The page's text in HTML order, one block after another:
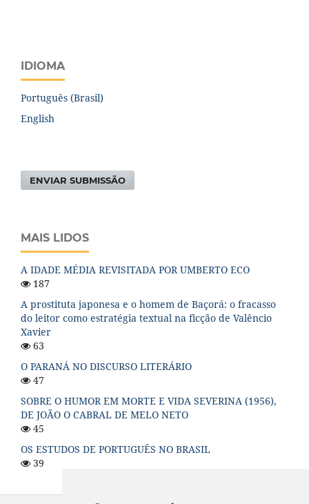
IDIOMA
Português (Brasil)
English
ENVIAR SUBMISSÃO
MAIS LIDOS
A IDADE MÉDIA REVISITADA POR UMBERTO ECO
187
A prostituta japonesa e o homem de Baçorá: o fracasso
do leitor como estratégia textual na ficção de Valêncio
Xavier
63
O PARANÁ NO DISCURSO LITERÁRIO
47
SOBRE O HUMOR EM MORTE E VIDA SEVERINA (1956),
DE JOÃO O CABRAL DE MELO NETO
45
OS ESTUDOS DE PORTUGUÊS NO BRASIL
39